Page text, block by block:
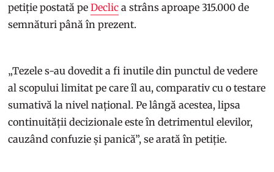
petiție postată peDeclic a strâns aproape 315.000 de
semnături până în prezent.
„Tezele s-au dovedit a fi inutile din punctul de vedere
al scopului limitat pe care îl au, comparativ cu o testare
sumativă la nivel național. Pe lângă acestea, lipsa
continuității decizionale este în detrimentul elevilor,
cauzând confuzie și panică”, se arată în petiție.